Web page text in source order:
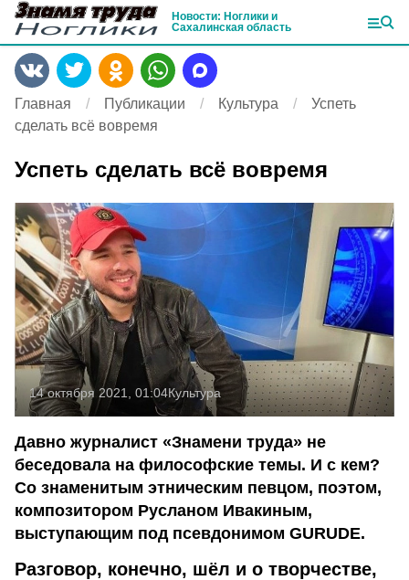
Новости: Ноглики и
Сахалинская область
Главная Публикации Культура
Успеть
сделать всё вовремя
Успеть сделать всё вовремя
14 октября 2021, 01:04Культура
Давно журналист «Знамени труда» не
беседовала на философские темы. И с кем?
Со знаменитым этническим певцом, поэтом,
композитором Русланом Ивакиным,
выступающим под псевдонимом GURUDE.
Разговор, конечно, шёл и о творчестве,